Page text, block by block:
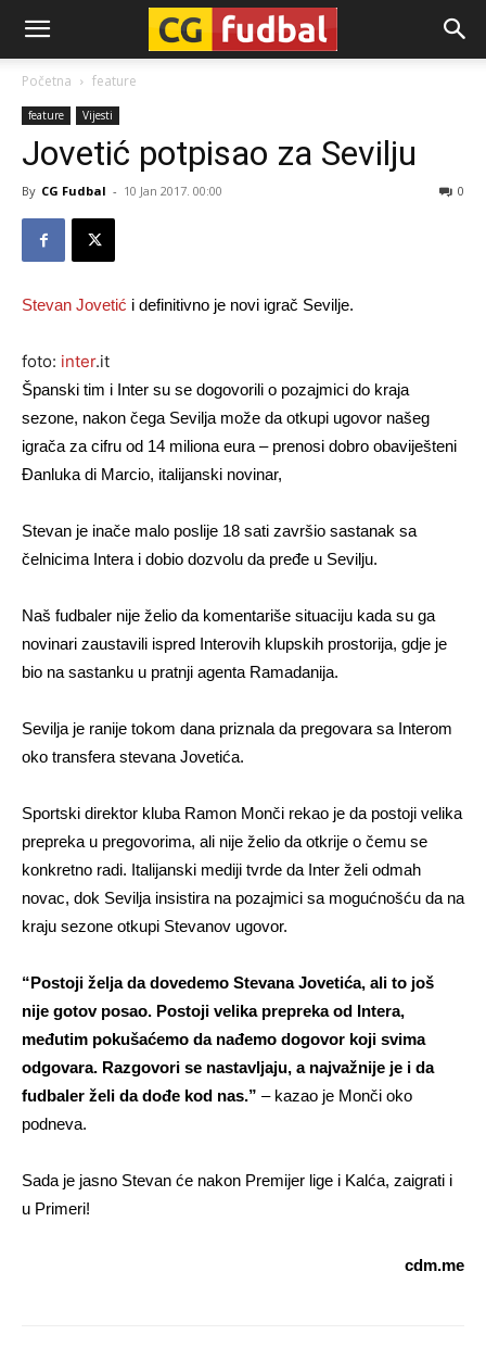
CG-
Fudbal
Početna feature
feature Vijesti
Jovetić potpisao za Sevilju
By CG Fudbal - 10 Jan 2017. 00:00 0
Stevan Jovetić i definitivno je novi igrač Sevilje.
foto: inter.it
Španski tim i Inter su se dogovorili o pozajmici do kraja
sezone, nakon čega Sevilja može da otkupi ugovor našeg
igrača za cifru od 14 miliona eura – prenosi dobro obaviješteni
Đanluka di Marcio, italijanski novinar,
Stevan je inače malo poslije 18 sati završio sastanak sa
čelnicima Intera i dobio dozvolu da pređe u Sevilju.
Naš fudbaler nije želio da komentariše situaciju kada su ga
novinari zaustavili ispred Interovih klupskih prostorija, gdje je
bio na sastanku u pratnji agenta Ramadanija.
Sevilja je ranije tokom dana priznala da pregovara sa Interom
oko transfera stevana Jovetića.
Sportski direktor kluba Ramon Monči rekao je da postoji velika
prepreka u pregovorima, ali nije želio da otkrije o čemu se
konkretno radi. Italijanski mediji tvrde da Inter želi odmah
novac, dok Sevilja insistira na pozajmici sa mogućnošću da na
kraju sezone otkupi Stevanov ugovor.
“Postoji želja da dovedemo Stevana Jovetića, ali to još
nije gotov posao. Postoji velika prepreka od Intera,
međutim pokušaćemo da nađemo dogovor koji svima
odgovara. Razgovori se nastavljaju, a najvažnije je i da
fudbaler želi da dođe kod nas.” – kazao je Monči oko
podneva.
Sada je jasno Stevan će nakon Premijer lige i Kalća, zaigrati i
u Primeri!
cdm.me